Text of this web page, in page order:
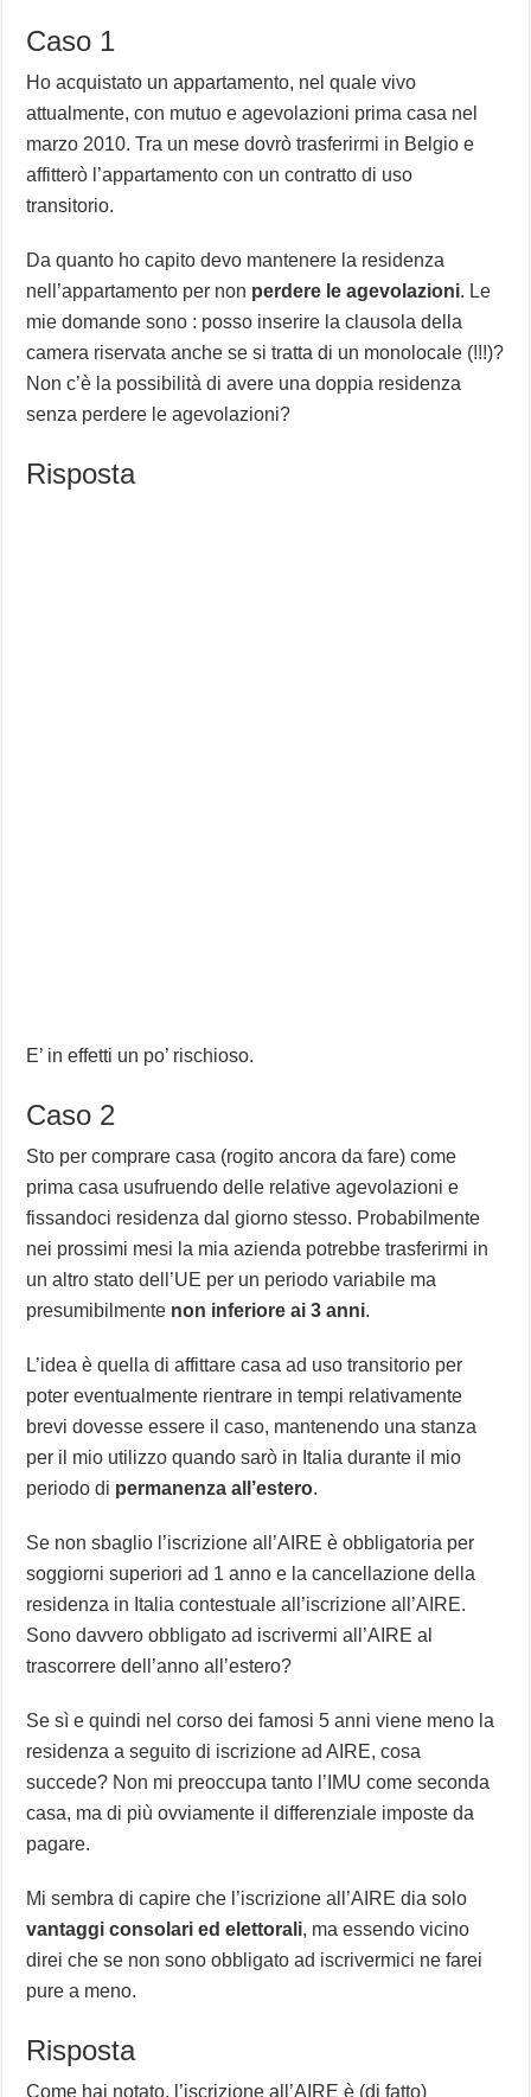
Caso 1
Ho acquistato un appartamento, nel quale vivo
attualmente, con mutuo e agevolazioni prima casa nel
marzo 2010. Tra un mese dovrò trasferirmi in Belgio e
affitterò l’appartamento con un contratto di uso
transitorio.
Da quanto ho capito devo mantenere la residenza
nell’appartamento per non perdere le agevolazioni. Le
mie domande sono : posso inserire la clausola della
camera riservata anche se si tratta di un monolocale (!!!)?
Non c’è la possibilità di avere una doppia residenza
senza perdere le agevolazioni?
Risposta
E’ in effetti un po’ rischioso.
Caso 2
Sto per comprare casa (rogito ancora da fare) come
prima casa usufruendo delle relative agevolazioni e
fissandoci residenza dal giorno stesso. Probabilmente
nei prossimi mesi la mia azienda potrebbe trasferirmi in
un altro stato dell’UE per un periodo variabile ma
presumibilmente non inferiore ai 3 anni.
L’idea è quella di affittare casa ad uso transitorio per
poter eventualmente rientrare in tempi relativamente
brevi dovesse essere il caso, mantenendo una stanza
per il mio utilizzo quando sarò in Italia durante il mio
periodo di permanenza all’estero.
Se non sbaglio l’iscrizione all’AIRE è obbligatoria per
soggiorni superiori ad 1 anno e la cancellazione della
residenza in Italia contestuale all’iscrizione all’AIRE.
Sono davvero obbligato ad iscrivermi all’AIRE al
trascorrere dell’anno all’estero?
Se sì e quindi nel corso dei famosi 5 anni viene meno la
residenza a seguito di iscrizione ad AIRE, cosa
succede? Non mi preoccupa tanto l’IMU come seconda
casa, ma di più ovviamente il differenziale imposte da
pagare.
Mi sembra di capire che l’iscrizione all’AIRE dia solo
vantaggi consolari ed elettorali, ma essendo vicino
direi che se non sono obbligato ad iscrivermici ne farei
pure a meno.
Risposta
Come hai notato, l’iscrizione all’AIRE è (di fatto)